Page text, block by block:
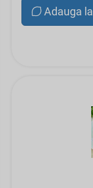
Adauga